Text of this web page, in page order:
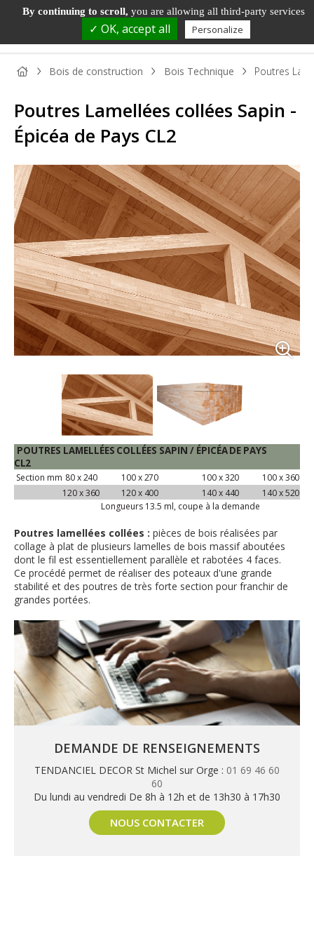
PANNEAU
BOIS
PANNEAU
DÉCORATIF
PARQUET
ET SOL
STRATIFIÉ
BOIS DE
MENUISERIE
ET
Bois de construction Bois Technique Poutres
Poutres Lamellées collées Sapin -
Épicéa de Pays CL2
POUTRES LAMELLÉES COLLÉES SAPIN / ÉPICÉADE PAYS
CL2
Section mm 80 x240 100 x270 100 x320 100 x360
120 x360 120 x 400 140 x 440 140 x520
Longueurs 13.5 ml, coupe à la demande
Poutres lamellées collées : pièces de bois réalisées par
collage à plat de plusieurs lamelles de bois massif aboutées
dont le fil est essentiellement parallèle et rabotées 4 faces.
Ce procédé permet de réaliser des poteaux d'une grande
stabilité et des poutres de très forte section pour franchir de
grandes portées.
DEMANDE DE RENSEIGNEMENTS
TENDANCIEL DECOR St Michel sur Orge : 01 69 46 60
60
Du lundi au vendredi De 8h à 12h et de 13h30 à 17h30
NOUS CONTACTER
By continuing to scroll, you are allowing all third-party services
✓ OK, accept all Personalize